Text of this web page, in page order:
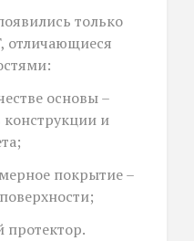
только
отличающиеся
основы –
конструкции и
покрытие –